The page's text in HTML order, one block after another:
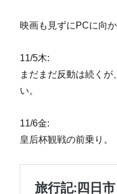
映画も見ずにPCに向か
11/5木:
まだまだ反動は続く
い。
11/6金:
皇后杯観戦の前乗り。